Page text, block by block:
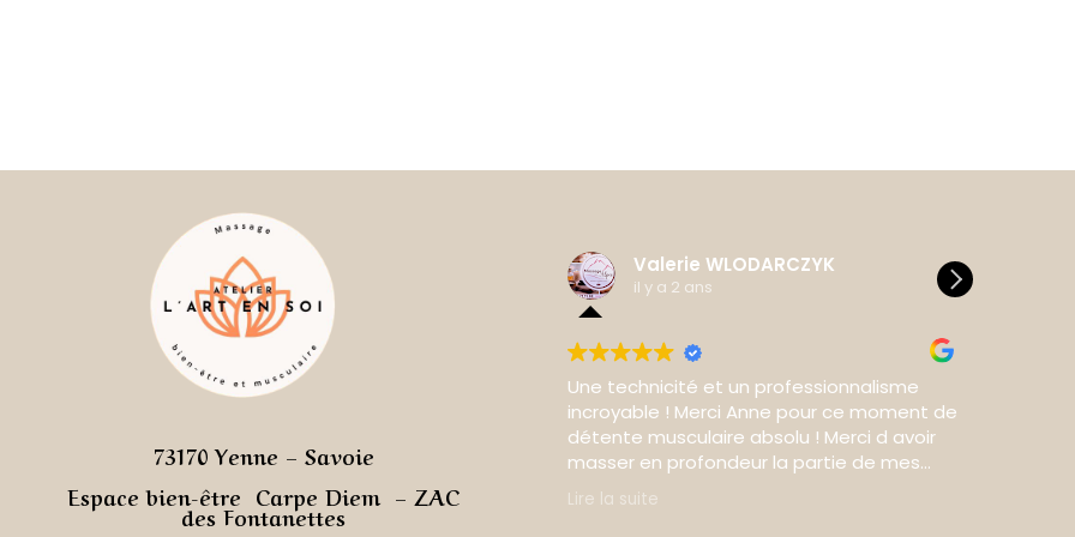
73170 Yenne – Savoie
Espace bien-être Carpe Diem – ZAC
des Fontanettes
Valerie WLODARCZYK
il y a 2 ans
Une technicité et un professionnalisme
incroyable ! Merci Anne pour ce moment de
détente musculaire absolu ! Merci d avoir
masser en profondeur la partie de mes
trapèzes complètement coincée et d avoir
détendu l ensemble des douleurs sur mon
Lire la suite
limite , de
coeur
le point